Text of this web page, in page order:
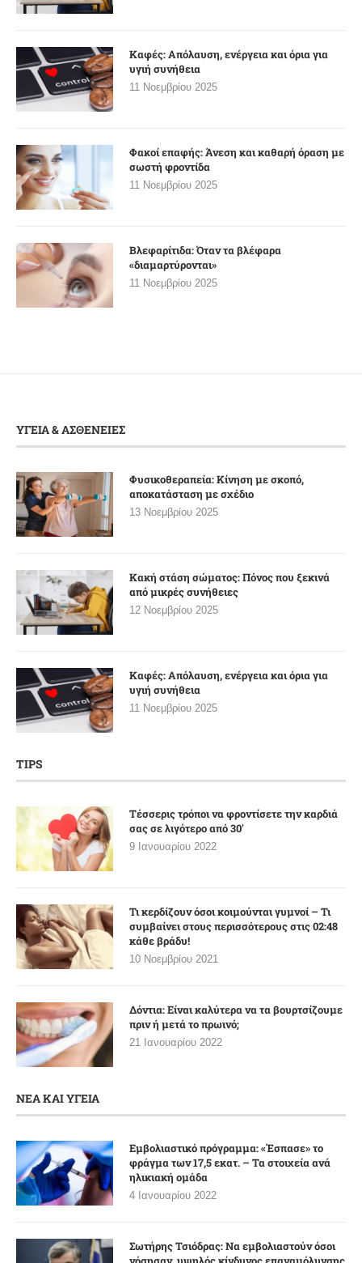
Καφές: Απόλαυση, ενέργεια και όρια για
υγιή συνήθεια
11 Νοεμβρίου 2025
Φακοί επαφής: Άνεση και καθαρή όραση με
σωστή φροντίδα
11 Νοεμβρίου 2025
Βλεφαρίτιδα: Όταν τα βλέφαρα
«διαμαρτύρονται»
11 Νοεμβρίου 2025
ΥΓΕΙΑ & ΑΣΘΕΝΕΙΕΣ
Φυσικοθεραπεία: Κίνηση με σκοπό,
αποκατάσταση με σχέδιο
13 Νοεμβρίου 2025
Κακή στάση σώματος: Πόνος που ξεκινά
από μικρές συνήθειες
12 Νοεμβρίου 2025
Καφές: Απόλαυση, ενέργεια και όρια για
υγιή συνήθεια
11 Νοεμβρίου 2025
TIPS
Τέσσερις τρόποι να φροντίσετε την καρδιά
σας σε λιγότερο από 30′
9 Ιανουαρίου 2022
Τι κερδίζουν όσοι κοιμούνται γυμνοί – Τι
συμβαίνει στους περισσότερους στις 02:48
κάθε βράδυ!
10 Νοεμβρίου 2021
Δόντια: Είναι καλύτερα να τα βουρτσίζουμε
πριν ή μετά το πρωινό;
21 Ιανουαρίου 2022
ΝΕΑ ΚΑΙ ΥΓΕΙΑ
Εμβολιαστικό πρόγραμμα: «Έσπασε» το
φράγμα των 17,5 εκατ. – Τα στοιχεία ανά
ηλικιακή ομάδα
4 Ιανουαρίου 2022
Σωτήρης Τσιόδρας: Να εμβολιαστούν όσοι